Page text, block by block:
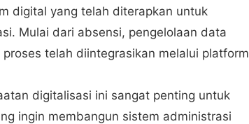
digital yang telah diterapkan untuk
Mulai dari absensi, pengelolaan data
telah diintegrasikan melalui platform
digitalisasi ini sangat penting untuk
ingin membangun sistem administrasi